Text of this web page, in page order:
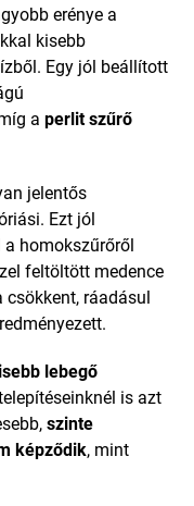
erénye a
kisebb
Egy jól beállított
aperlit szűrő
jelentős
Ezt jól
a homokszűrőről
feltöltött medence
ráadásul
lebegő
is azt
szinte
képződik, mint